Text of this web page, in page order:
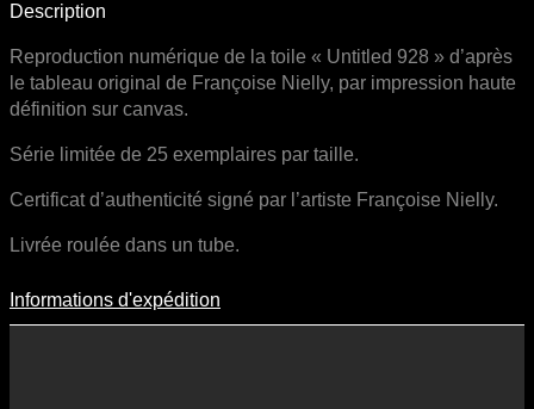
Description
Reproduction numérique de la toile « Untitled 928 » d’après
le tableau original de Françoise Nielly, par impression haute
définition sur canvas.
Série limitée de 25 exemplaires par taille.
Certificat d’authenticité signé par l’artiste Françoise Nielly.
Livrée roulée dans un tube.
Informations D'expédition
Informations d'expédition